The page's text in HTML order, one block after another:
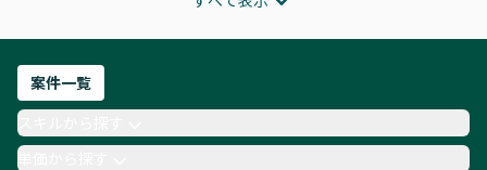
ITコンサルタント
フロントエンドエンジニア
ネットワークエンジニア
AIエンジニア
Webデザイナー
月収100万円 業務委託
COBOL
Ruby
案件一覧
単価から探す